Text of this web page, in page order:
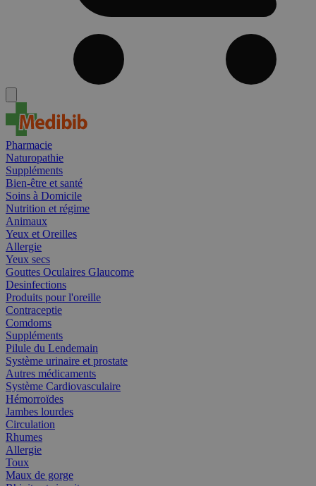
Pharmacie
Naturopathie
Suppléments
Bien-être et santé
Soins à Domicile
Nutrition et régime
Animaux
Yeux et Oreilles
Allergie
Yeux secs
Gouttes Oculaires Glaucome
Desinfections
Produits pour l'oreille
Contraceptie
Comdoms
Suppléments
Pilule du Lendemain
Système urinaire et prostate
Autres médicaments
Système Cardiovasculaire
Hémorroïdes
Jambes lourdes
Circulation
Rhumes
Allergie
Toux
Maux de gorge